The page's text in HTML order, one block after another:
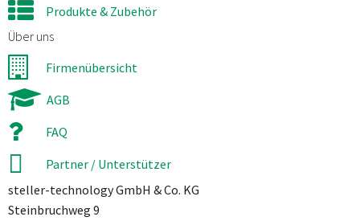
Produkte & Zubehör
Über uns
Firmenübersicht
AGB
FAQ
Partner / Unterstützer
steller-technology GmbH & Co. KG
Steinbruchweg 9